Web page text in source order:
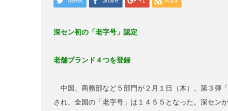
深セン初の「老字号」認定
老舗ブランド４つを登録
中国、商務部など５部門が２月１日（木）、第３弾
され、全国の「老字号」は１４５５となった。深セン